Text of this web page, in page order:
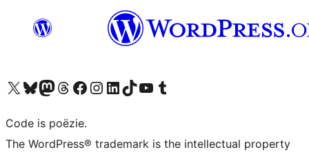
Bezoek ons X (voorheen Twitter) account
Bezoek ons Bluesky account
Bezoek ons Mastodon account
Bezoek ons Threads account
Onze Facebook pagina bezoeken
Bezoek ons Instagram account
Bezoek ons LinkedIn account
Bezoek ons TikTok account
Bezoek ons YouTube kanaalBezoek ons Tumblr account
Code is poëzie.
The WordPress® trademark is the intellectual property